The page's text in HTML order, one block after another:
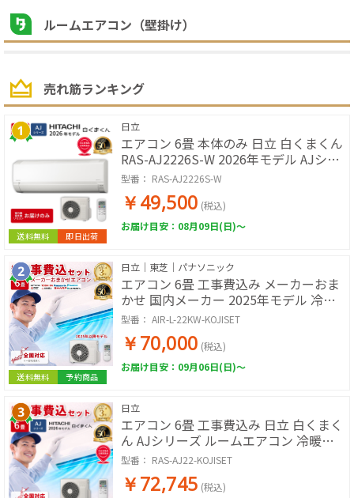
ルームエアコン（壁掛け）
売れ筋ランキング
送料無料 即日出荷
日立
エアコン 6畳 本体のみ 日立 白くまくん
RAS-AJ2226S-W 2026年モデル AJシリ
ーズ ルームエアコン 取付工事なし 冷暖
房 単相100V スターホワイト 除湿 コン
パクト 壁掛けエアコン エアコン単品 寝
室 子ども部屋 書斎
型番： RAS-AJ2226S-W
￥49,500 (税込)
お届け目安：08月09日(日)～
送料無料 予約商品
日立｜東芝｜パナソニック
エアコン 6畳 工事費込み メーカーおま
かせ 国内メーカー 2025年モデル 冷房
暖房 冷暖房 100V ルームエアコン 工事
保証3年 工事費込み 工事費込 工事込み
工事込
型番： AIR-L-22KW-KOJISET
￥70,000 (税込)
お届け目安：09月06日(日)～
日立
エアコン 6畳 工事費込み 日立 白くまく
ん AJシリーズ ルームエアコン 冷暖房
単相100V RAS-AJ2226S-W 2026年モデ
ル スターホワイト 工事費込み 工事費込
工事込み 工事込 HITACHI
型番： RAS-AJ22-KOJISET
￥72,745 (税込)